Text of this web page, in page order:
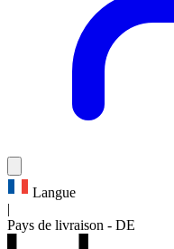
Langue
|
Pays de livraison - DE